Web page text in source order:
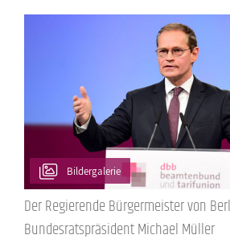
Bildergalerie
Der Regierende Bürgermeister von
Bundesratspräsident Michael Müller